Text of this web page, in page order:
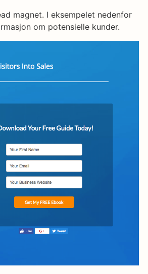
magnet. I eksempelet nedenfor
om potensielle kunder.